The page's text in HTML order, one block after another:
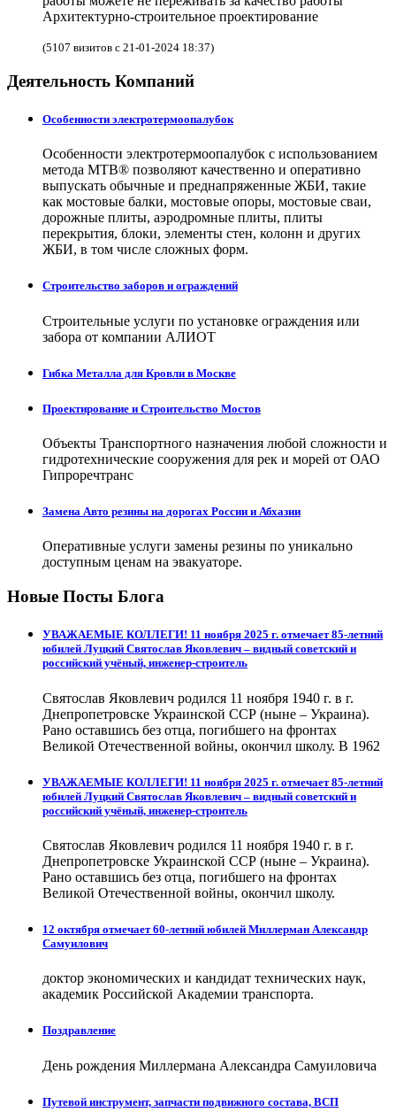
Архитектурно-строительное проектирование
(5107 визитов с 21-01-2024 18:37)
Деятельность Компаний
Особенности электротермоопалубок
Особенности электротермоопалубок с использованием
метода МТВ® позволяют качественно и оперативно
выпускать обычные и преднапряженные ЖБИ, такие
как мостовые балки, мостовые опоры, мостовые сваи,
дорожные плиты, аэродромные плиты, плиты
перекрытия, блоки, элементы стен, колонн и других
ЖБИ, в том числе сложных форм.
Строительство заборов и ограждений
Строительные услуги по установке ограждения или
забора от компании АЛИОТ
Гибка Металла для Кровли в Москве
Проектирование и Строительство Мостов
Объекты Транспортного назначения любой сложности и
гидротехнические сооружения для рек и морей от ОАО
Гипроречтранс
Замена Авто резины на дорогах России и Абхазии
Оперативные услуги замены резины по уникально
доступным ценам на эвакуаторе.
Новые Посты Блога
УВАЖАЕМЫЕ КОЛЛЕГИ! 11 ноября 2025 г. отмечает 85-летний
юбилей Луцкий Святослав Яковлевич – видный советский и
российский учёный, инженер-строитель
Святослав Яковлевич родился 11 ноября 1940 г. в г.
Днепропетровске Украинской ССР (ныне – Украина).
Рано оставшись без отца, погибшего на фронтах
Великой Отечественной войны, окончил школу. В 1962
УВАЖАЕМЫЕ КОЛЛЕГИ! 11 ноября 2025 г. отмечает 85-летний
юбилей Луцкий Святослав Яковлевич – видный советский и
российский учёный, инженер-строитель
Святослав Яковлевич родился 11 ноября 1940 г. в г.
Днепропетровске Украинской ССР (ныне – Украина).
Рано оставшись без отца, погибшего на фронтах
Великой Отечественной войны, окончил школу.
12 октября отмечает 60-летний юбилей Миллерман Александр
Самуилович
доктор экономических и кандидат технических наук,
академик Российской Академии транспорта.
Поздравление
День рождения Миллермана Александра Самуиловича
Путевой инструмент, запчасти подвижного состава, ВСП